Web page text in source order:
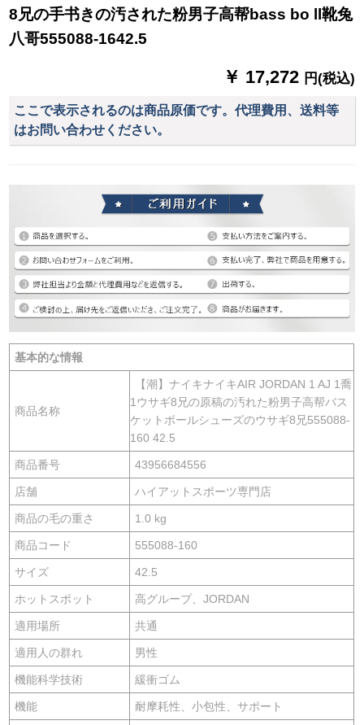
8兄の手书きの汚された粉男子高帮bass bo ll靴兔
八哥555088-1642.5
￥ 17,272 円(税込)
ここで表示されるのは商品原価です。代理費用、送料等
はお問い合わせください。
基本的な情報
商品名称
【潮】ナイキナイキAIR JORDAN 1 AJ 1喬
1ウサギ8兄の原稿の汚れた粉男子高帮バス
ケットボールシューズのウサギ8兄555088-
160 42.5
商品番号 43956684556
店舗 ハイアットスポーツ専門店
商品の毛の重さ 1.0 kg
商品コード 555088-160
サイズ 42.5
ホットスポット 高グループ、JORDAN
適用場所 共通
適用人の群れ 男性
機能科学技術 緩衝ゴム
機能 耐摩耗性、小包性、サポート